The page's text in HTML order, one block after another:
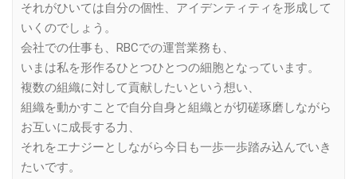
それがひいては自分の個性、アイデンティティを形成して
いくのでしょう。
会社での仕事も、RBCでの運営業務も、
いまは私を形作るひとつひとつの細胞となっています。
複数の組織に対して貢献したいという想い、
組織を動かすことで自分自身と組織とが切磋琢磨しながら
お互いに成長する力、
それをエナジーとしながら今日も一歩一歩踏み込んでいき
たいです。